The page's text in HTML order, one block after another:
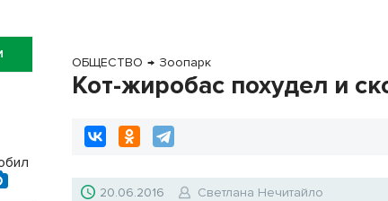
ОБЩЕСТВО → Зоопарк
Кот-жиробас похудел и
20.06.2016 Светлана Нечитайло